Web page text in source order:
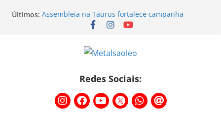
Últimos: Assembleia na Taurus fortalece campanha
salarial e mostra a força da categoria que exige
Nota de repúdio
Conselho Diretivo da CNM/CUT debate indústria e
Temporal destelha Ginásio Bigornão
Assembleia na Taurus – Campanha salarial
2026/2027
Redes Sociais: